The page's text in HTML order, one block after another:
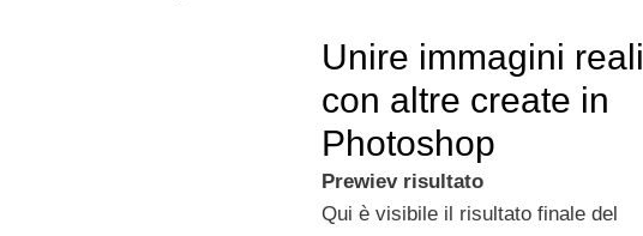
Unire immagini reali
con altre create in
Photoshop
Prewiev risultato
Qui è visibile il risultato finale del